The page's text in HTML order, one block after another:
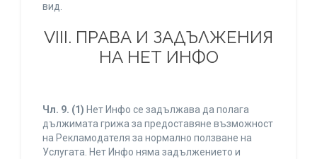
вид.
VIII. ПРАВА И ЗАДЪЛЖЕНИЯ
НА НЕТ ИНФО
Чл. 9. (1) Нет Инфо се задължава да полага
дължимата грижа за предоставяне възможност
на Рекламодателя за нормално ползване на
Услугата. Нет Инфо няма задължението и